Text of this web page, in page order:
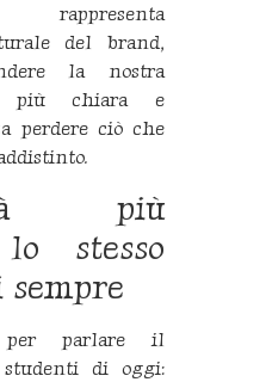
del brand,
la nostra
più chiara e
perdere ciò che
più
stesso
per parlare il
di oggi: